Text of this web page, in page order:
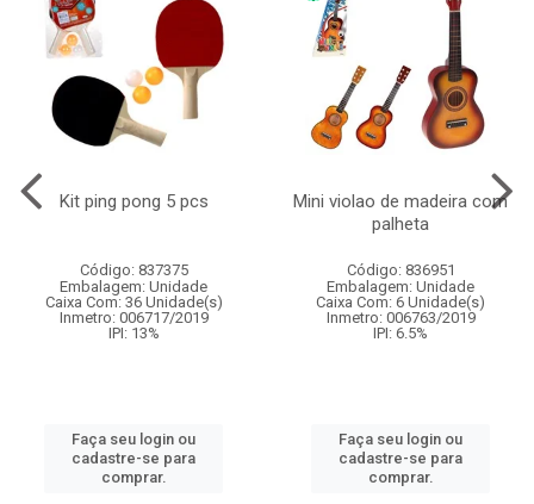
Kit ping pong 5 pcs
Código: 837375
Embalagem: Unidade
Caixa Com: 36 Unidade(s)
Inmetro: 006717/2019
IPI: 13%
Faça seu login ou
cadastre-se para
comprar.
Mini violao de madeira com
palheta
Código: 836951
Embalagem: Unidade
Caixa Com: 6 Unidade(s)
Inmetro: 006763/2019
IPI: 6.5%
Faça seu login ou
cadastre-se para
comprar.